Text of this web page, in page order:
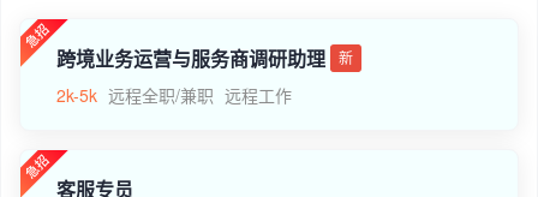
跨境业务运营与服务商调研助理 新
2k-5k 远程全职/兼职 远程工作
客服专员